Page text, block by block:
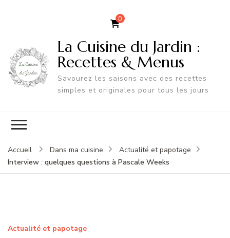
0
La Cuisine du Jardin :
Recettes & Menus
Savourez les saisons avec des recettes
simples et originales pour tous les jours
Accueil Dans ma cuisine
Actualité et papotage
Interview : quelques questions à Pascale Weeks
Actualité et papotage